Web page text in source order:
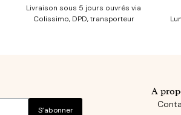
Livraison sous 5 jours ouvrés via
Colissimo, DPD, transporteur
S’abonner
A